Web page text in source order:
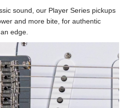
sound, our Player Series pickups
and more bite, for authentic
edge.